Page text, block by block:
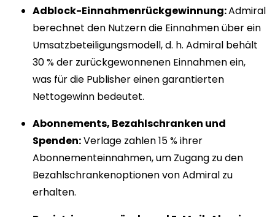
Adblock-Einnahmenrückgewinnung:Admiral
berechnet den Nutzern die Einnahmen über ein
Umsatzbeteiligungsmodell, d. h. Admiral behält
30 % der zurückgewonnenen Einnahmen ein,
was für die Publisher einen garantierten
Nettogewinn bedeutet.
Abonnements, Bezahlschranken und
Spenden:Verlage zahlen 15 % ihrer
Abonnementeinnahmen, um Zugang zu den
Bezahlschrankenoptionen von Admiral zu
erhalten.